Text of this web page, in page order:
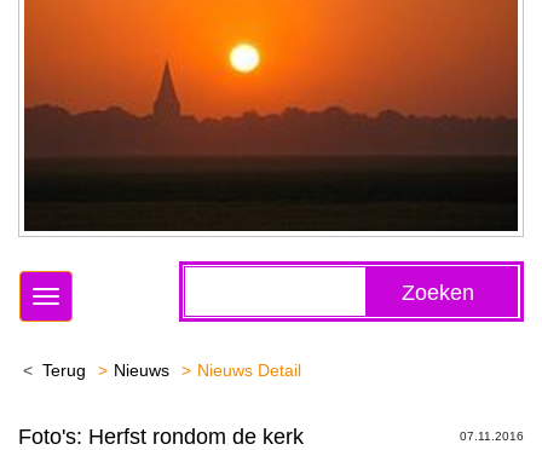
Zoeken
Toggle
Terug Nieuws Nieuws Detail
Foto's: Herfst rondom de kerk 07.11.2016